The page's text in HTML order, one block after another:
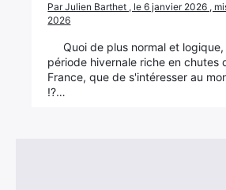
Par Julien Barthet , le 6 janvier 2026 ,
2026
Quoi de plus normal et
période hivernale riche en chutes
France, que de s'intéresser au
!?…